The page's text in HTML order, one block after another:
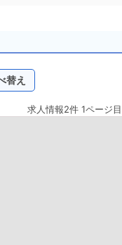
替え
求人情報2件 1ページ目